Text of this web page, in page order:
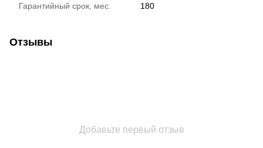
Гарантийный срок, мес. 180
Отзывы
Добавьте первый отзыв